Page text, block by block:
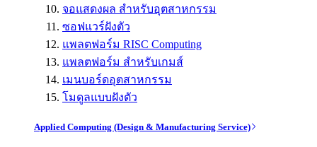
จอแสดงผล สำหรับอุตสาหกรรม
ซอฟแวร์ฝังตัว
แพลตฟอร์ม RISC Computing
แพลตฟอร์ม สำหรับเกมส์
เมนบอร์ดอุตสาหกรรม
โมดูลแบบฝังตัว
Applied Computing (Design & Manufacturing Service)